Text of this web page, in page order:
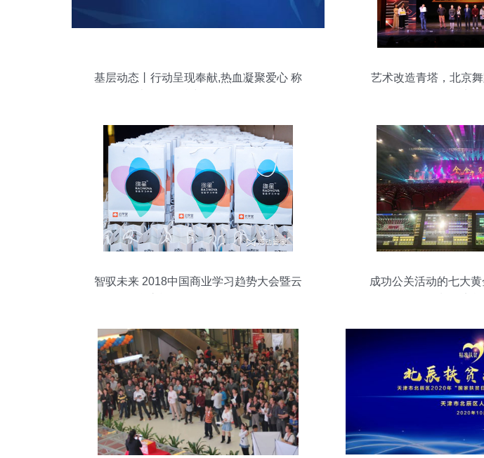
基层动态丨行动呈现奉献,热血凝聚爱心 称
艺术改造青塔，北京
智驭未来 2018中国商业学习趋势大会暨云
成功公关活动的七大